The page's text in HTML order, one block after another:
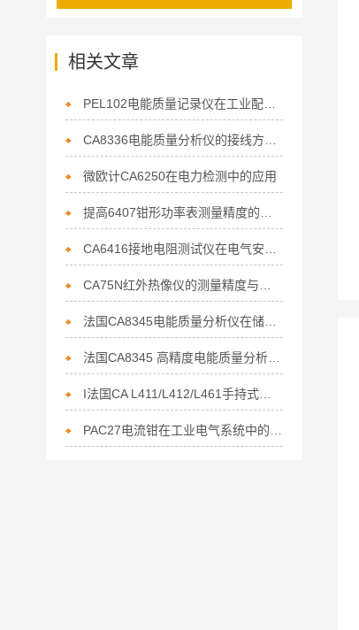
相关文章
微欧计CA6250在电力检测中的应用
法国CA8345电能质量分析仪在储能行业电能管理的核心利器
法国CA8345 高精度电能质量分析仪赋能节能行业的精准监测利器
I法国CA L411/L412/L461手持式数据记录仪上市通知